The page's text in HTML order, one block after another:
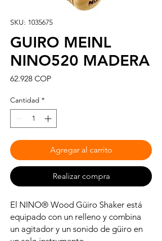
SKU: 1035675
GUIRO MEINL
NINO520 MADERA
62.928 COPPrecio
Cantidad *
Agregar al carrito
Realizar compra
El NINO® Wood Güiro Shaker está
equipado con un relleno y combina
un agitador y un sonido de güiro en